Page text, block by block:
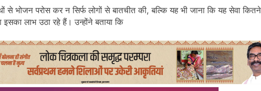
से भोजन परोस कर न सिर्फ लोगों से बातचीत की, बल्कि यह भी जाना कि यह सेवा
लाभ उठा रहे हैं। उन्होंने बताया कि